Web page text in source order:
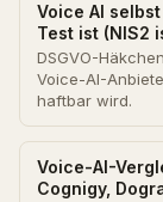
Voice AI
Test ist (NIS2
DSGVO-
Voice-AI-
haftbar wird.
Voice-AI-
Cognigy,